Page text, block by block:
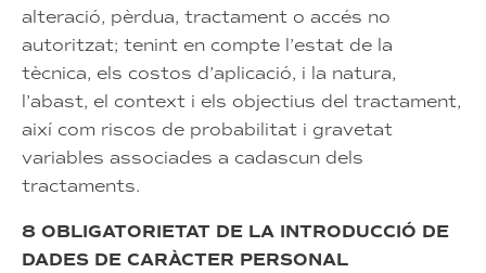
alteració, pèrdua, tractament o accés no
autoritzat; tenint en compte l’estat de la
tècnica, els costos d’aplicació, i la natura,
l’abast, el context i els objectius del tractament,
així com riscos de probabilitat i gravetat
variables associades a cadascun dels
tractaments.
8 OBLIGATORIETAT DE LA INTRODUCCIÓ DE
DADES DE CARÀCTER PERSONAL